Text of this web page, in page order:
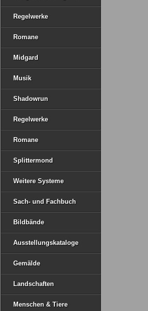
Regelwerke
Romane
Midgard
Musik
Shadowrun
Regelwerke
Romane
Splittermond
Weitere Systeme
Sach- und Fachbuch
Bildbände
Ausstellungskataloge
Gemälde
Landschaften
Menschen & Tiere